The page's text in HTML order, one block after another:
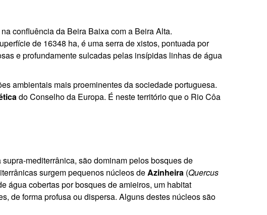
confluência da Beira Baixa com a Beira Alta.
de 16348 ha, é uma serra de xistos, pontuada por
e profundamente sulcadas pelas insípidas linhas de água
ambientais mais proeminentes da sociedade portuguesa.
do Conselho da Europa. É neste território que o Rio Côa
mediterrânica, são dominam pelos bosques de
surgem pequenos núcleos deAzinheira (Quercus
água cobertas por bosques de amieiros, um habitat
de forma profusa ou dispersa. Alguns destes núcleos são